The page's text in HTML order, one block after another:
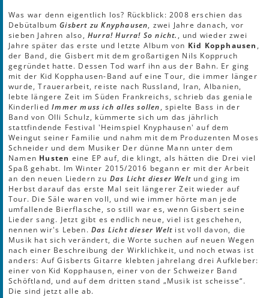
Was war denn eigentlich los? Rückblick: 2008 erschien das
DebütalbumGisbert zu Knyphausen, zwei Jahre danach, vor
sieben Jahren also, Hurra! Hurra! So nicht. , und wieder zwei
Jahre später das erste und letzte Album von Kid Kopphausen ,
der Band, die Gisbert mit dem großartigen Nils Koppruch
gegründet hatte. Dessen Tod warf ihn aus der Bahn. Er ging
mit der Kid Kopphausen-Band auf eine Tour, die immer länger
wurde, Trauerarbeit, reiste nach Russland, Iran, Albanien,
lebte längere Zeit im Süden Frankreichs, schrieb das geniale
KinderliedImmer muss ich alles sollen, spielte Bass in der
Band von Olli Schulz, kümmerte sich um das jährlich
stattfindende Festival 'Heimspiel Knyphausen' auf dem
Weingut seiner Familie und nahm mit dem Produzenten Moses
Schneider und dem Musiker Der dünne Mann unter dem
Namen Husten eine EP auf, die klingt, als hätten die Drei viel
Spaß gehabt. Im Winter 2015/2016 begann er mit der Arbeit
an den neuen Liedern zu Das Licht dieser Welt und ging im
Herbst darauf das erste Mal seit längerer Zeit wieder auf
Tour. Die Säle waren voll, und wie immer hörte man jede
umfallende Bierflasche, so still war es, wenn Gisbert seine
Lieder sang. Jetzt gibt es endlich neue, viel ist geschehen,
nennen wir's Leben. Das Licht dieser Welt ist voll davon, die
Musik hat sich verändert, die Worte suchen auf neuen Wegen
nach einer Beschreibung der Wirklichkeit, und noch etwas ist
anders: Auf Gisberts Gitarre klebten jahrelang drei Aufkleber:
einer von Kid Kopphausen, einer von der Schweizer Band
Schöftland, und auf dem dritten stand „Musik ist scheisse“.
Die sind jetzt alle ab.